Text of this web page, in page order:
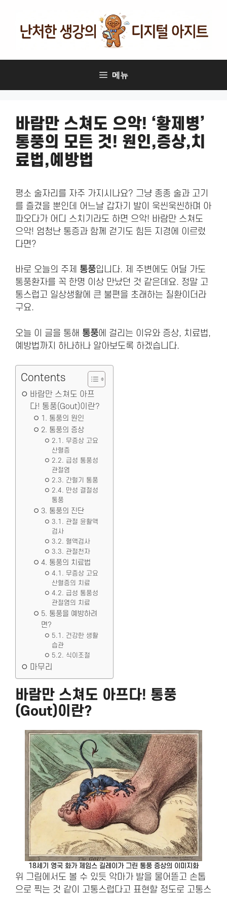
메뉴
바람만 스쳐도 으악! ‘황제병’
통풍의 모든 것! 원인,증상,치
료법,예방법
평소 술자리를 자주 가지시나요? 그냥 종종 술과 고기
를 즐겼을 뿐인데 어느날 갑자기 발이 욱씬욱씬하며 아
파오다가 어디 스치기라도 하면 으악! 바람만 스쳐도
으악! 엄청난 통증과 함께 걷기도 힘든 지경에 이르렀
다면?
바로 오늘의 주제 통풍입니다. 제 주변에도 어딜 가도
통풍환자를 꼭 한명 이상 만났던 것 같은데요. 정말 고
통스럽고 일상생활에 큰 불편을 초래하는 질환이더라
구요.
오늘 이 글을 통해 통풍에 걸리는 이유와 증상, 치료법,
예방법까지 하나하나 알아보도록 하겠습니다.
Contents
바람만 스쳐도 아프
다! 통풍(Gout)이란?
1. 통풍의 원인
2. 통풍의 증상
2.1. 무증상 고요
산혈증
2.2. 급성 통풍성
관절염
2.3. 간헐기 통풍
2.4. 만성 결절성
통풍
3. 통풍의 진단
3.1. 관절 윤활액
검사
3.2. 혈액검사
3.3. 관절천자
4. 통풍의 치료법
4.1. 무증상 고요
산혈증의 치료
4.2. 급성 통풍성
관절염의 치료
5. 통풍을 예방하려
면?
5.1. 건강한 생활
습관
5.2. 식이조절
마무리
바람만 스쳐도 아프다! 통풍
(Gout)이란?
18세기 영국 화가 제임스 길레이가 그린 통풍 증상의 이미지화
위 그림에서도 볼 수 있듯 악마가 발을 물어뜯고 손톱
으로 찍는 것 같이 고통스럽다고 표현할 정도로 고통스